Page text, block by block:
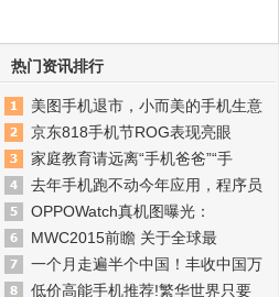
热门资讯排行
美图手机退市，小而美的手机生意
京东818手机节ROG表现亮眼
家庭教育请远离“手机爸爸”“手
去年手机跑不动今年应用，程序员
OPPOWatch真机图曝光：
MWC2015前瞻 关于全球最
一个月走遍半个中国！丰收中国万
低价高能手机推荐!繁华世界只要